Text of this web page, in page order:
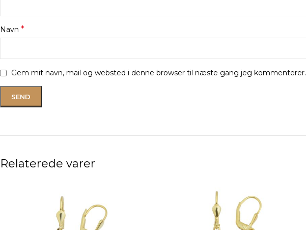
Navn *
Gem mit navn, mail og websted i denne browser til næste gang jeg kommenterer.
Relaterede varer